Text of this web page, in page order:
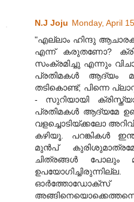
N.J Joju Monday, April
"എല്ലാം ഹിന്ദു
എന്ന്‌ കരുതണോ?
സംക്രമിച്ചു എന്നും
പ്രതിമകള്‍ ആദ്യം
തടികൊണ്ട്; പിന്നെ
- സുറിയായി
പ്രതിമകൾ ആദ്യമേ
വളച്ചൊടിയ്ക്കലോ
കഴിയൂ. പറങ്കികൾ
മുൻപ്
ചിത്രങ്ങൾ പോലും
ഓർത്തോഡോക്സ്